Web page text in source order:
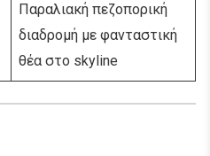
Παραλιακή πεζοπορική
διαδρομή με φανταστική
θέα στο skyline